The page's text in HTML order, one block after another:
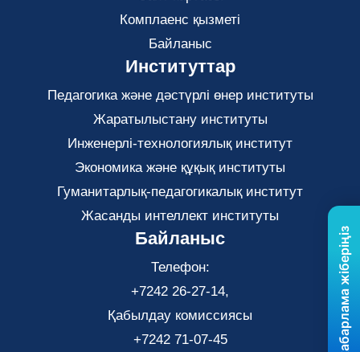
Комплаенс қызметі
Байланыс
Институттар
Педагогика және дәстүрлі өнер институты
Жаратылыстану институты
Инженерлі-технологиялық институт
Экономика және құқық институты
Гуманитарлық-педагогикалық институт
Жасанды интеллект институты
Байланыс
Телефон:
+7242 26-27-14,
Қабылдау комиссиясы
+7242 71-07-45
Бізге хабарлама жіберіңіз